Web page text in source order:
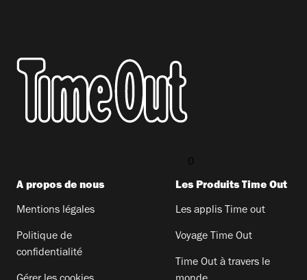
0
A propos de nous
Mentions légales
Politique de
confidentialité
Les Produits Time Out​
Les applis Time out​
Voyage Time Out​
Time Out à travers le